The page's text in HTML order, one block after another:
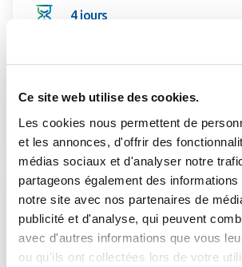
Ce site web utilise des cookies.
Les cookies nous permettent de
et les annonces, d'offrir des
médias sociaux et d'analyser notre
partageons également des
notre site avec nos partenaires de
publicité et d'analyse, qui peuvent
avec d'autres informations que vous
ou qu'ils ont collectées lors de votre
4 jours
2104 € HT
par participant
Voir la formation
Réf : SK061
Transfert des compétences "Eau" et
"Assainissement" à une
1/2
Découverte
Gestion de services d’eau et
Prélèvement de la ressource
Eau potable
Se connecter
J'ai déjà un compte
Adresse email *